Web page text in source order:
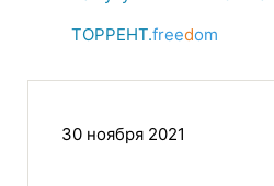
ТОРРЕНТ.freedom
30 ноября 2021